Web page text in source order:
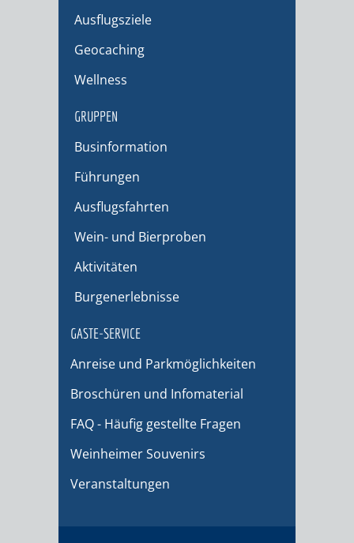
Ausflugsziele
Geocaching
Wellness
GRUPPEN
Businformation
Führungen
Ausflugsfahrten
Wein- und Bierproben
Aktivitäten
Burgenerlebnisse
GÄSTE-SERVICE
Anreise und Parkmöglichkeiten
Broschüren und Infomaterial
FAQ - Häufig gestellte Fragen
Weinheimer Souvenirs
Veranstaltungen